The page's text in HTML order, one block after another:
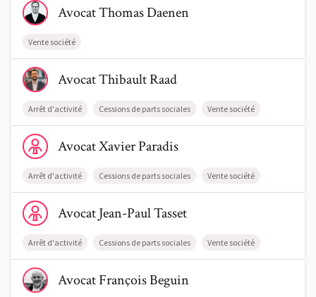
AvocatThomasDaenen
Vente société
Voir le profil de AvocatThibault Raad
AvocatThibaultRaad
Arrêt d'activité Cessions de parts sociales Vente société
Voir le profil de AvocatXavier Paradis
AvocatXavierParadis
Arrêt d'activité Cessions de parts sociales Vente société
Voir le profil de AvocatJean-Paul Tasset
AvocatJean-PaulTasset
Arrêt d'activité Cessions de parts sociales Vente société
Voir le profil de AvocatFrançois Beguin
AvocatFrançoisBeguin